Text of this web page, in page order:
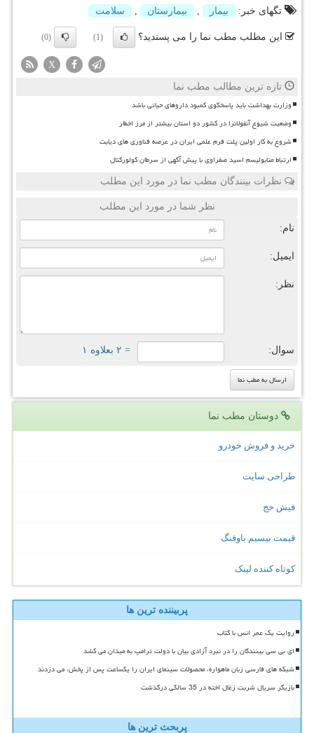
تگهای خبر:
بیمار بیمارستان سلامت
این مطلب مطب نما را می پسندید؟ (1)
(0)
X
تازه ترین مطالب مطب نما
وزارت بهداشت باید پاسخگوی کمبود داروهای حیاتی باشد
وضعیت شیوع آنفولانزا در کشور دو استان بیشتر از مرز اخطار
شروع به کار اولین پلت فرم علمی ایران در عرصه فناوری های دیابت
ارتباط متابولیسم اسید صفراوی با پیش آگهی از سرطان کولورکتال
نظرات بینندگان مطب نما در مورد این مطلب
نظر شما در مورد این مطلب
نام:
ایمیل:
نظر:
سوال: = ۲ بعلاوه ۱
دوستان مطب نما
خرید و فروش خودرو
طراحی سایت
فیش حج
قیمت بیسیم باوفنگ
کوتاه کننده لینک
پربیننده ترین ها
روایت یک عمر انس با کتاب
ای بی سی بینندگان را در نبرد آزادی بیان با دولت ترامپ به میدان می کشد
شبکه های فارسی زبان ماهواره، محصولات سینمای ایران را یکساعت پس از پخش، می دزدند
بازیگر سریال شربت زغال اخته در 35 سالگی درگذشت
پربحث ترین ها